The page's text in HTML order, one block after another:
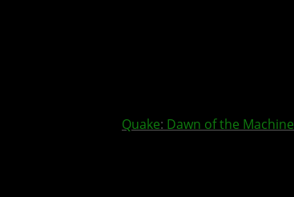
Quake: Dawn of the Machine